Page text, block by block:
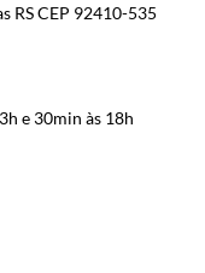
RS CEP 92410-535
e 30min às 18h